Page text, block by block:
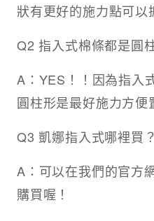
狀有更好的施力點可以
Q2 指入式棉條都是圓
A：YES！！因為指入
圓柱形是最好施力方便
Q3 凱娜指入式哪裡買？
A：可以在我們的官方
購買喔！